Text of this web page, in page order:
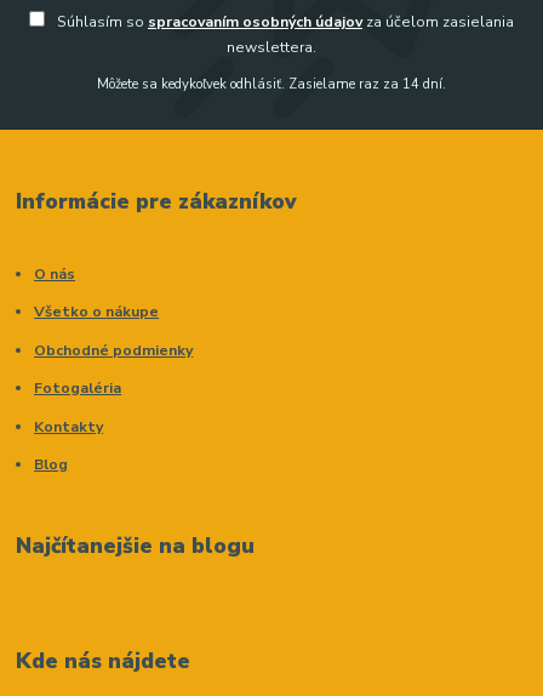
Súhlasím so spracovaním osobných údajovza účelom zasielania
newslettera.
Môžete sa kedykoľvek odhlásiť. Zasielame raz za 14 dní.
Informácie pre zákazníkov
O nás
Všetko o nákupe
Obchodné podmienky
Fotogaléria
Kontakty
Blog
Najčítanejšie na blogu
Kde nás nájdete